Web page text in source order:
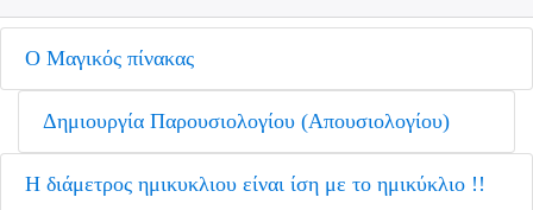
Ο Μαγικός πίνακας
Δημιουργία Παρουσιολογίου (Απουσιολογίου)
Η διάμετρος ημικυκλιου είναι ίση με το ημικύκλιο !!